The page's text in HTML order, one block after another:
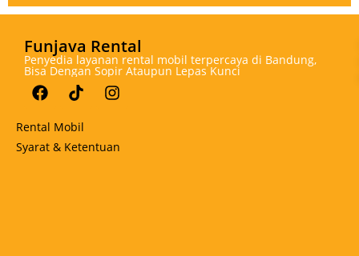
Funjava Rental
Penyedia layanan rental mobil terpercaya di Bandung,
Bisa Dengan Sopir Ataupun Lepas Kunci
Rental Mobil
Syarat & Ketentuan